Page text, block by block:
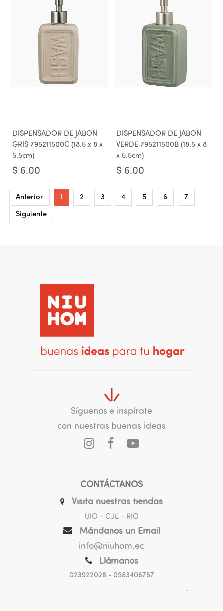
DISPENSADOR DE JABON
GRIS 795211500C (18.5 x 8 x
5.5cm)
$ 6.00
DISPENSADOR DE JABON
VERDE 795211500B (18.5 x 8
x 5.5cm)
$ 6.00
Anterior 1 2 3 4 5 6 7
Siguiente
Síguenos e inspírate
con nuestras buenas ideas
CONTÁCTANOS
Visita nuestras tiendas
UIO - CUE - RIO
Mándanos un Email
info@niuhom.ec
Llámanos
023922028- 0983406767
.